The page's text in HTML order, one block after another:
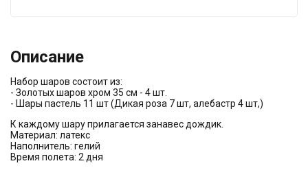
Описание
Набор шаров состоит из:
- Золотых шаров хром 35 см - 4 шт.
- Шары пастель 11 шт (Дикая роза 7 шт, алебастр 4 шт,)
К каждому шару прилагается занавес дождик.
Материал: латекс
Наполнитель: гелий
Время полета: 2 дня